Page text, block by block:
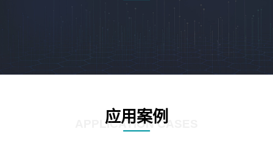
应用案例
APPLICATION CASES